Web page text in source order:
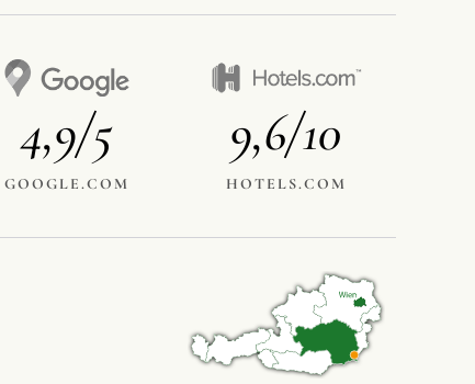
4,9/5
GOOGLE.COM
9,6/10
HOTELS.COM